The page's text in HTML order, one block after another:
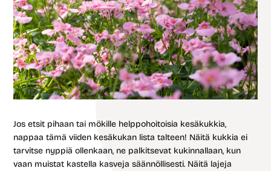
Jos etsit pihaan tai mökille helppohoitoisia kesäkukkia,
nappaa tämä viiden kesäkukan lista talteen! Näitä kukkia ei
tarvitse nyppiä ollenkaan, ne palkitsevat kukinnallaan, kun
vaan muistat kastella kasveja säännöllisesti. Näitä lajeja